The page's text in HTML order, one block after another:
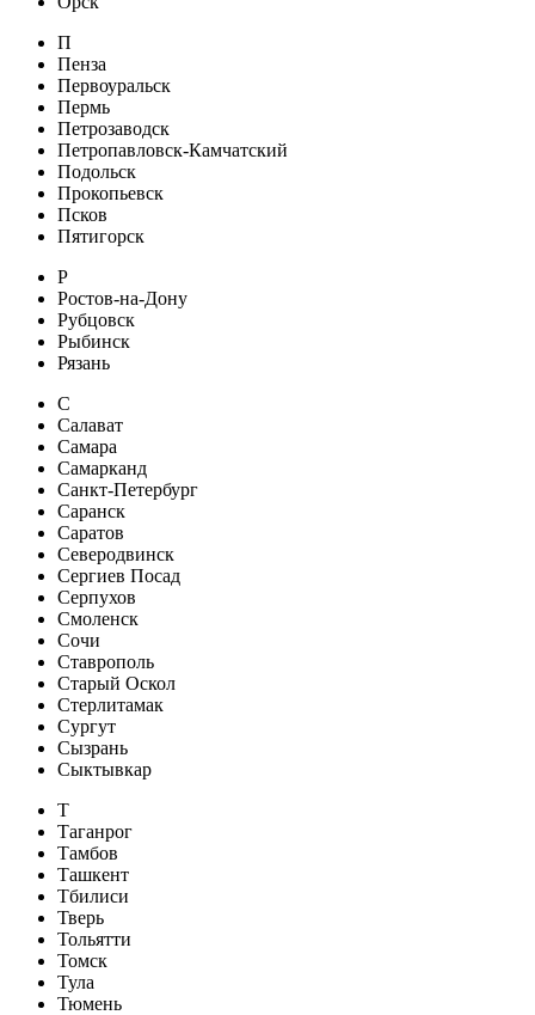
П
Пенза
Первоуральск
Пермь
Петрозаводск
Петропавловск-Камчатский
Подольск
Прокопьевск
Псков
Пятигорск
Р
Ростов-на-Дону
Рубцовск
Рыбинск
Рязань
С
Салават
Самара
Самарканд
Санкт-Петербург
Саранск
Саратов
Северодвинск
Сергиев Посад
Серпухов
Смоленск
Сочи
Ставрополь
Старый Оскол
Стерлитамак
Сургут
Сызрань
Сыктывкар
Т
Таганрог
Тамбов
Ташкент
Тбилиси
Тверь
Тольятти
Томск
Тула
Тюмень